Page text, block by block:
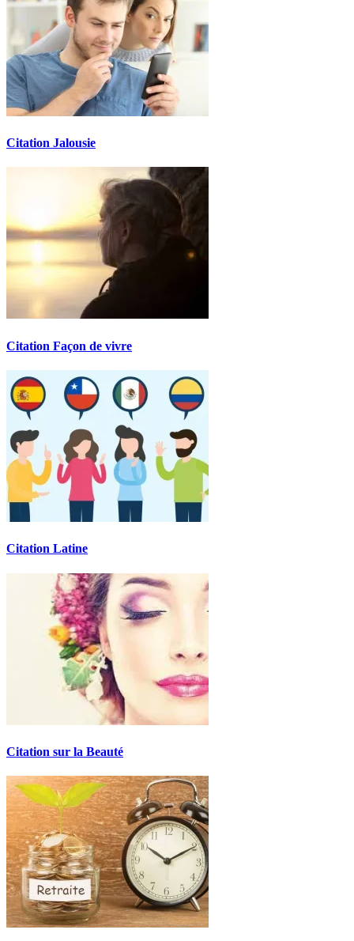
Citation Jalousie
Citation Façon de vivre
Citation Latine
Citation sur la Beauté